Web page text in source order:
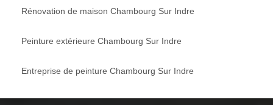
Rénovation de maison Chambourg Sur Indre
Peinture extérieure Chambourg Sur Indre
Entreprise de peinture Chambourg Sur Indre